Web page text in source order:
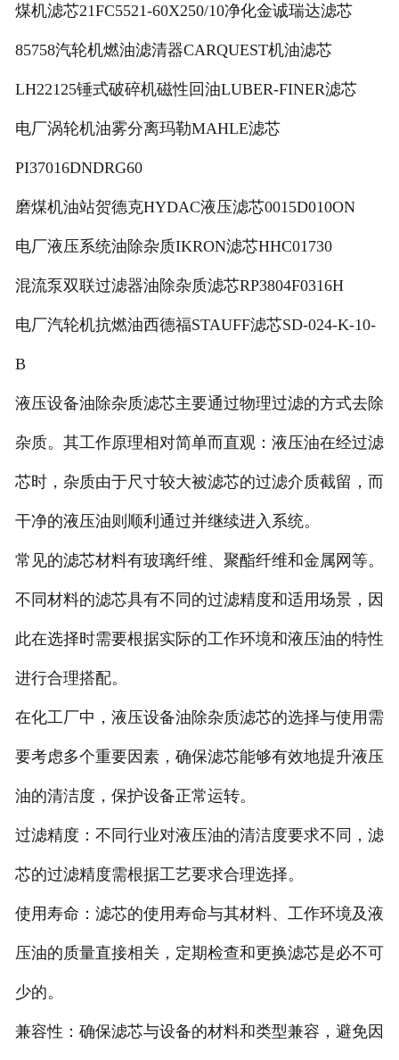
煤机滤芯21FC5521-60X250/10净化金诚瑞达滤芯
85758汽轮机燃油滤清器CARQUEST机油滤芯
LH22125锤式破碎机磁性回油LUBER-FINER滤芯
电厂涡轮机油雾分离玛勒MAHLE滤芯
PI37016DNDRG60
磨煤机油站贺德克HYDAC液压滤芯0015D010ON
电厂液压系统油除杂质IKRON滤芯HHC01730
混流泵双联过滤器油除杂质滤芯RP3804F0316H
电厂汽轮机抗燃油西德福STAUFF滤芯SD-024-K-10-
B
液压设备油除杂质滤芯主要通过物理过滤的方式去除
杂质。其工作原理相对简单而直观：液压油在经过滤
芯时，杂质由于尺寸较大被滤芯的过滤介质截留，而
干净的液压油则顺利通过并继续进入系统。
常见的滤芯材料有玻璃纤维、聚酯纤维和金属网等。
不同材料的滤芯具有不同的过滤精度和适用场景，因
此在选择时需要根据实际的工作环境和液压油的特性
进行合理搭配。
在化工厂中，液压设备油除杂质滤芯的选择与使用需
要考虑多个重要因素，确保滤芯能够有效地提升液压
油的清洁度，保护设备正常运转。
过滤精度：不同行业对液压油的清洁度要求不同，滤
芯的过滤精度需根据工艺要求合理选择。
使用寿命：滤芯的使用寿命与其材料、工作环境及液
压油的质量直接相关，定期检查和更换滤芯是必不可
少的。
兼容性：确保滤芯与设备的材料和类型兼容，避免因